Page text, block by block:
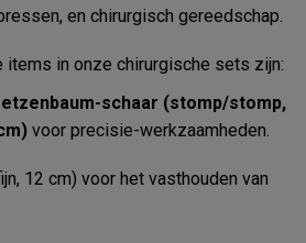
en chirurgisch gereedschap.
items in onze chirurgische sets zijn:
schaar (stomp/stomp,
voor precisie-werkzaamheden.
12 cm) voor het vasthouden van